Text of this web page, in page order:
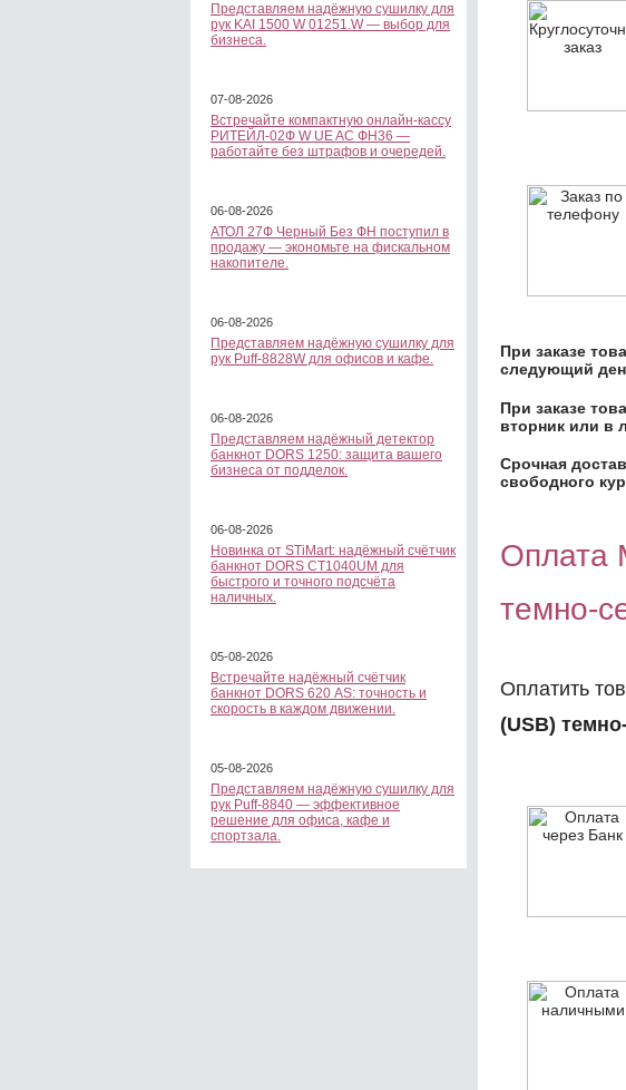
Представляем надёжную сушилку для
рук KAI 1500 W 01251.W — выбор для
бизнеса.
07-08-2026
Встречайте компактную онлайн-кассу
РИТЕЙЛ-02Ф W UE AC ФН36 —
работайте без штрафов и очередей.
06-08-2026
АТОЛ 27Ф Черный Без ФН поступил в
продажу — экономьте на фискальном
накопителе.
06-08-2026
Представляем надёжную сушилку для
рук Puff-8828W для офисов и кафе.
06-08-2026
Представляем надёжный детектор
банкнот DORS 1250: защита вашего
бизнеса от подделок.
06-08-2026
Новинка от STiMart: надёжный счётчик
банкнот DORS CT1040UM для
быстрого и точного подсчёта
наличных.
05-08-2026
Встречайте надёжный счётчик
банкнот DORS 620 АS: точность и
скорость в каждом движении.
05-08-2026
Представляем надёжную сушилку для
рук Puff-8840 — эффективное
решение для офиса, кафе и
спортзала.
При заказе
следующий
При заказе
вторник или в
Срочная
свободного
Оплата
темно-
Оплатить
(USB)